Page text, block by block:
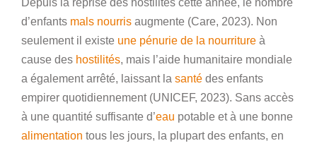
Depuis la reprise des hostilités cette année, le nombre
d’enfants mals nourris augmente (Care, 2023). Non
seulement il existe une pénurie de la nourriture à
cause des hostilités, mais l’aide humanitaire mondiale
a également arrêté, laissant la santé des enfants
empirer quotidiennement (UNICEF, 2023). Sans accès
à une quantité suffisante d’eau potable et à une bonne
alimentation tous les jours, la plupart des enfants, en